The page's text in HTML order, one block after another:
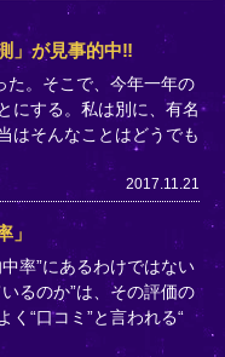
」が見事的中‼
た。そこで、今年一年の
にする。私は別に、有名
はそんなことはどうでも
2017.11.21
」
率”にあるわけではない
るのか”は、その評価の
“口コミ”と言われる“